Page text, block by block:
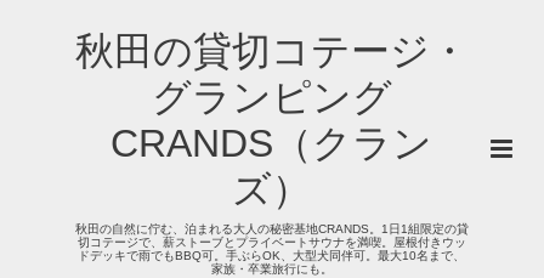
秋田の貸切コテージ・
グランピング
CRANDS（クラン
ズ）
秋田の自然に佇む、泊まれる大人の秘密基地CRANDS。1日1組限定の貸
切コテージで、薪ストーブとプライベートサウナを満喫。屋根付きウッ
ドデッキで雨でもBBQ可。手ぶらOK、大型犬同伴可。最大10名まで、
家族・卒業旅行にも。